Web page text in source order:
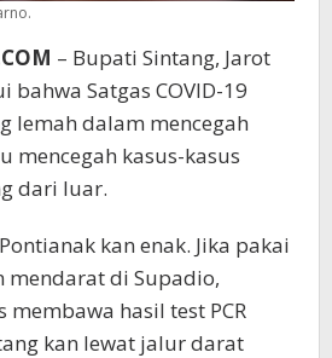
– Bupati Sintang, Jarot
bahwa Satgas COVID-19
lemah dalam mencegah
mencegah kasus-kasus
dari luar.
kan enak. Jika pakai
mendarat di Supadio,
hasil test PCR
kan lewat jalur darat